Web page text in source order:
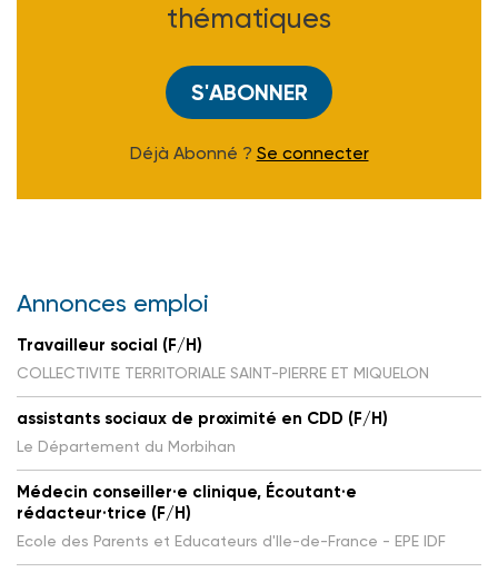
thématiques
S'ABONNER
Déjà Abonné ? Se connecter
Annonces emploi
Travailleur social (F/H)
COLLECTIVITE TERRITORIALE SAINT-PIERRE ET MIQUELON
assistants sociaux de proximité en CDD (F/H)
Le Département du Morbihan
Médecin conseiller·e clinique, Écoutant·e
rédacteur·trice (F/H)
Ecole des Parents et Educateurs d'Ile-de-France - EPE IDF